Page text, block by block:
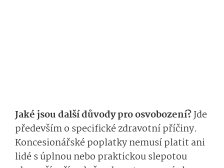
Jaké jsou další důvody pro osvobození?Jde
především o specifické zdravotní příčiny.
Koncesionářské poplatky nemusí platit ani
lidé s úplnou nebo praktickou slepotou